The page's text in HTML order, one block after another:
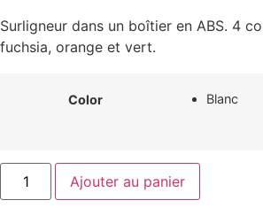
Surligneur dans un boîtier en ABS. 4
fuchsia, orange et vert.
Color Blanc
quantité
Surligneur
Ajouter au panier